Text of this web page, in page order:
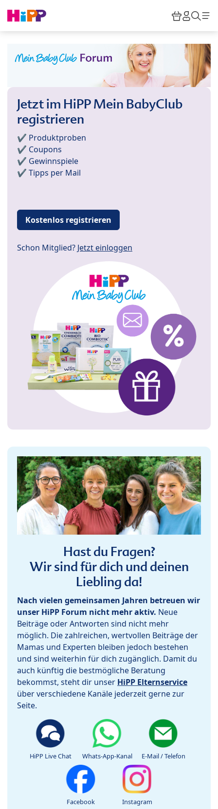
HiPP
Jetzt im HiPP Mein BabyClub
registrieren
✔️ Produktproben
✔️ Coupons
✔️ Gewinnspiele
✔️ Tipps per Mail
Kostenlos registrieren
Schon Mitglied? Jetzt einloggen
Hast du Fragen?
Wir sind für dich und deinen
Liebling da!
Nach vielen gemeinsamen Jahren betreuen wir
unser HiPP Forum nicht mehr aktiv. Neue
Beiträge oder Antworten sind nicht mehr
möglich. Die zahlreichen, wertvollen Beiträge der
Mamas und Experten bleiben jedoch bestehen
und sind weiterhin für dich zugänglich. Damit du
auch künftig die bestmögliche Beratung
bekommst, steht dir unser HiPP Elternservice
über verschiedene Kanäle jederzeit gerne zur
Seite.
HiPP Live Chat Whats-App-Kanal E-Mail / Telefon
Facebook Instagram